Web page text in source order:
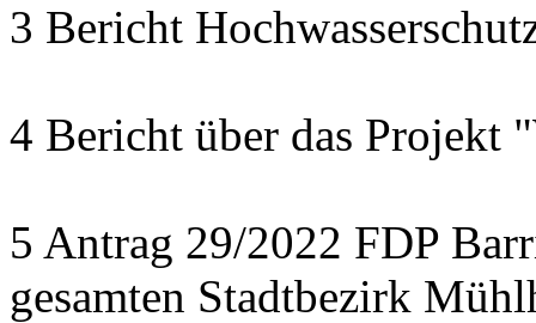
3 Bericht
4 Bericht über das Projekt
5 Antrag 29/2022 FDP
gesamten Stadtbezirk